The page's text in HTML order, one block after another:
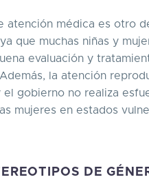
atención médica es otro
que muchas niñas y
evaluación y
la atención
el gobierno no realiza
mujeres en estados
DE